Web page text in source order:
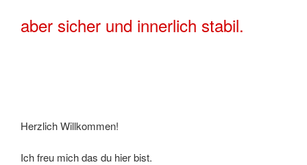
aber sicher und innerlich stabil.
Herzlich Willkommen!
Ich freu mich das du hier bist.